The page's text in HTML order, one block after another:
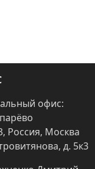
офис:
Россия, Москва
д. 5к3